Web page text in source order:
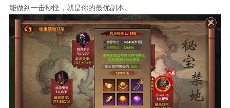
能做到一击秒怪，就是你的最优副本。